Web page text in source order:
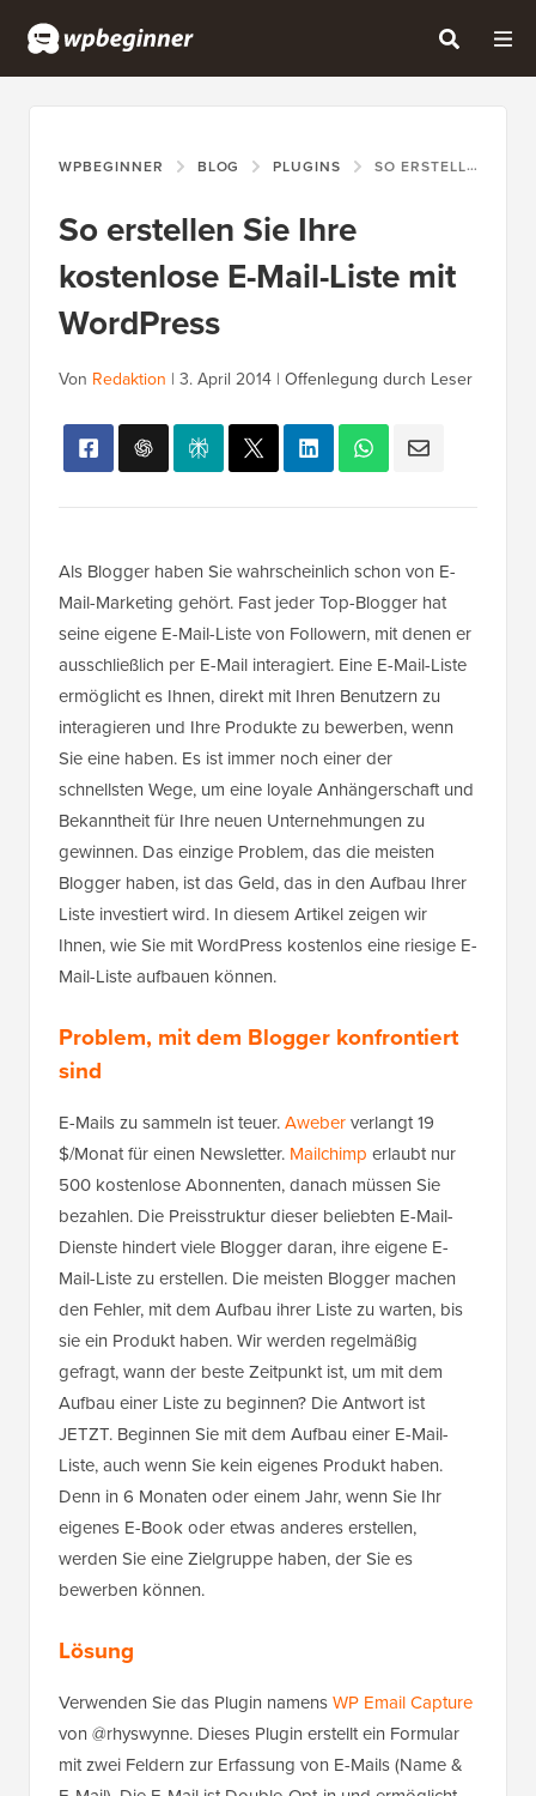
WPBEGINNER BLOG PLUGINS SO ERSTELLEN SIE IHRE KOSTENLOSE E-MAIL-LISTE MIT WORDPRESS
So erstellen Sie Ihre
kostenlose E-Mail-Liste mit
WordPress
Von Redaktion | 3. April 2014 | Offenlegung durch Leser
Als Blogger haben Sie wahrscheinlich schon von E-
Mail-Marketing gehört. Fast jeder Top-Blogger hat
seine eigene E-Mail-Liste von Followern, mit denen er
ausschließlich per E-Mail interagiert. Eine E-Mail-Liste
ermöglicht es Ihnen, direkt mit Ihren Benutzern zu
interagieren und Ihre Produkte zu bewerben, wenn
Sie eine haben. Es ist immer noch einer der
schnellsten Wege, um eine loyale Anhängerschaft und
Bekanntheit für Ihre neuen Unternehmungen zu
gewinnen. Das einzige Problem, das die meisten
Blogger haben, ist das Geld, das in den Aufbau Ihrer
Liste investiert wird. In diesem Artikel zeigen wir
Ihnen, wie Sie mit WordPress kostenlos eine riesige E-
Mail-Liste aufbauen können.
Problem, mit dem Blogger konfrontiert
sind
E-Mails zu sammeln ist teuer.Aweberverlangt 19
$/Monat für einen Newsletter. Mailchimp erlaubt nur
500 kostenlose Abonnenten, danach müssen Sie
bezahlen. Die Preisstruktur dieser beliebten E-Mail-
Dienste hindert viele Blogger daran, ihre eigene E-
Mail-Liste zu erstellen. Die meisten Blogger machen
den Fehler, mit dem Aufbau ihrer Liste zu warten, bis
sie ein Produkt haben. Wir werden regelmäßig
gefragt, wann der beste Zeitpunkt ist, um mit dem
Aufbau einer Liste zu beginnen? Die Antwort ist
JETZT. Beginnen Sie mit dem Aufbau einer E-Mail-
Liste, auch wenn Sie kein eigenes Produkt haben.
Denn in 6 Monaten oder einem Jahr, wenn Sie Ihr
eigenes E-Book oder etwas anderes erstellen,
werden Sie eine Zielgruppe haben, der Sie es
bewerben können.
Lösung
Verwenden Sie das Plugin namensWP Email Capture
von @rhyswynne. Dieses Plugin erstellt ein Formular
mit zwei Feldern zur Erfassung von E-Mails (Name &